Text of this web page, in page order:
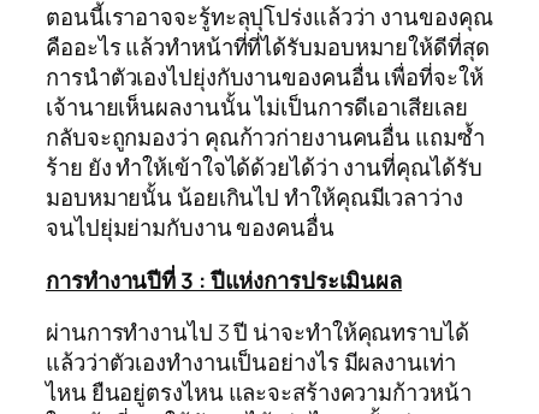
ตอนนี้เราอาจจะรู้ทะลุปุโปร่งแล้วว่า งานของคุณ
คืออะไร แล้วทำหน้าที่ที่ได้รับมอบหมายให้ดีที่สุด
การนำตัวเองไปยุ่งกับงานของคนอื่น เพื่อที่จะให้
เจ้านายเห็นผลงานนั้น ไม่เป็นการดีเอาเสียเลย
กลับจะถูกมองว่า คุณก้าวก่ายงานคนอื่น แถมซ้ำ
ร้าย ยัง ทำให้เข้าใจได้ด้วยได้ว่า งานที่คุณได้รับ
มอบหมายนั้น น้อยเกินไป ทำให้คุณมีเวลาว่าง
จนไปยุ่มย่ามกับงาน ของคนอื่น
การทำงานปีที่ 3 : ปีแห่งการประเมินผล
ผ่านการทำงานไป 3 ปี น่าจะทำให้คุณทราบได้
แล้วว่าตัวเองทำงานเป็นอย่างไร มีผลงานเท่า
ไหน ยืนอยู่ตรงไหน และจะสร้างความก้าวหน้า